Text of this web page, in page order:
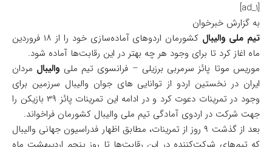
[ad_1]
به گزارش خبرخوان
تیم ملی والیبال
کشورمان اردوهای آماده‌سازی خود را از ۱۸ فروردین
ماه اغاز کرد تا برای وجود هر چه بهتر در این رقابت‌ها آماده شود.
موریس موتا پائز سرمربی برزیلی – فرانسوی تیم ملی والیبال مردان
ایران در نخستین اردو از توانایی های جوان والیبال سرزمین برای
وجود در تمرینات دعوت کرد و در ادامه این تمرینات پائز ۳۹ بازیکن را
جهت شرکت در اردوی آمادگی تیم ملی والیبال کشورمان فراخواند.
بعد از گذشت ۹ روز از تمرینات، مطابق اظهار فدراسیون جهانی والیبال